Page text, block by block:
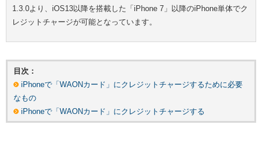
1.3.0より、iOS13以降を搭載した「iPhone 7」以降のiPhone単体でク
レジットチャージが可能となっています。
目次：
iPhoneで「WAONカード」にクレジットチャージするために必要
なもの
iPhoneで「WAONカード」にクレジットチャージする